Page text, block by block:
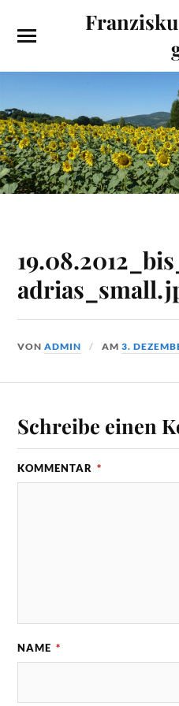
VONADMIN AM3.
Schreibe einen
KOMMENTAR *
NAME *